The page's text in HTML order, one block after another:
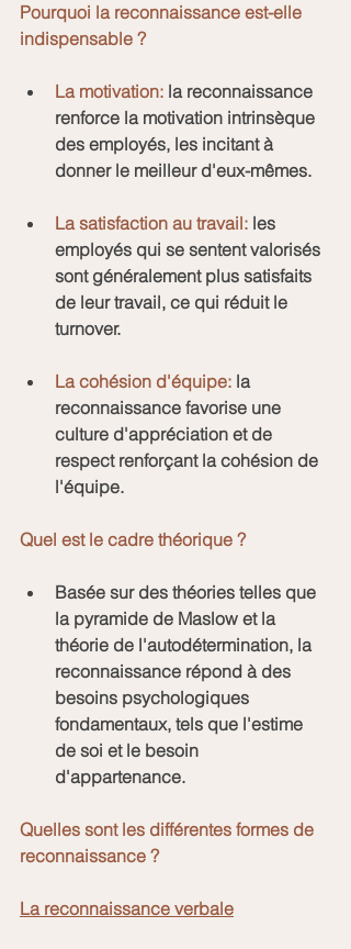
Pourquoi la reconnaissance est-elle
indispensable ?
La motivation: la reconnaissance
renforce la motivation intrinsèque
des employés, les incitant à
donner le meilleur d'eux-mêmes.
La satisfaction au travail: les
employés qui se sentent valorisés
sont généralement plus satisfaits
de leur travail, ce qui réduit le
turnover.
La cohésion d'équipe: la
reconnaissance favorise une
culture d'appréciation et de
respect renforçant la cohésion de
l'équipe.
Quel est le cadre théorique ?
Basée sur des théories telles que
la pyramide de Maslow et la
théorie de l'autodétermination, la
reconnaissance répond à des
besoins psychologiques
fondamentaux, tels que l'estime
de soi et le besoin
d'appartenance.
Quelles sont les différentes formes de
reconnaissance ?
La reconnaissance verbale